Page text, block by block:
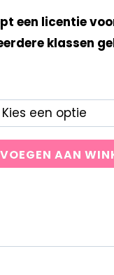
een licentie
klassen
AAN